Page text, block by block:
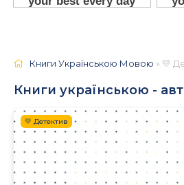
Книги Українською Мовою » 💛
Книги українською -
💛 Детектив